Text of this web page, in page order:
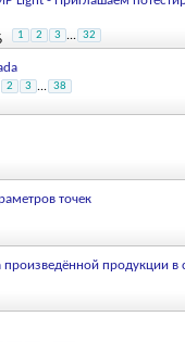
1 2 3 ... 32
2 3 ... 38
точек
продукции в